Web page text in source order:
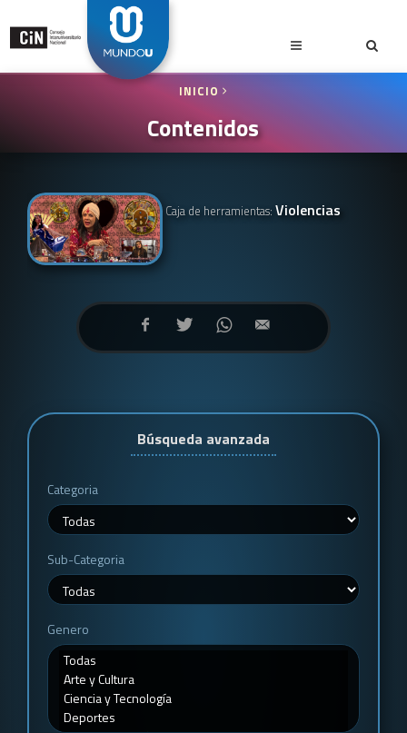
INICIO
Contenidos
Caja de herramientas:Violencias
Búsqueda avanzada
Categoria
Sub-Categoria
Genero